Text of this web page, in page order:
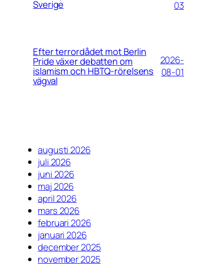
Sverige
03
Efter terrordådet mot Berlin
Pride växer debatten om
islamism och HBTQ-rörelsens
vägval
2026-
08-01
augusti 2026
juli 2026
juni 2026
maj 2026
april 2026
mars 2026
februari 2026
januari 2026
december 2025
november 2025